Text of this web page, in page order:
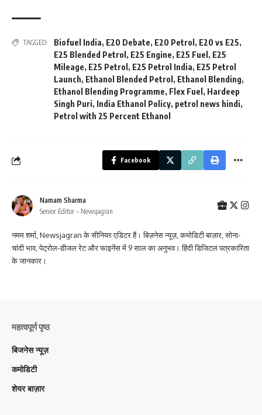
TAGGED: Biofuel India, E20 Debate, E20 Petrol , E20 vs E25,
E25 Blended Petrol , E25 Engine, E25 Fuel , E25
Mileage, E25 Petrol , E25 Petrol India, E25 Petrol
Launch, Ethanol Blended Petrol , Ethanol Blending,
Ethanol Blending Programme, Flex Fuel , Hardeep
Singh Puri, India Ethanol Policy, petrol news hindi,
Petrol with 25 Percent Ethanol
Facebook
Namam Sharma
Senior Editor – Newsjagran
नमम शर्मा, Newsjagran के सीनियर एडिटर हैं। बिज़नेस न्यूज़, कमोडिटी बाज़ार, सोना-
चांदी भाव, पेट्रोल-डीजल रेट और फाइनेंस में 9 साल का अनुभव। हिंदी डिजिटल पत्रकारिता
के जानकार।
महत्वपूर्ण पृष्ठ
बिजनेस न्यूज़
कमोडिटी
शेयर बाज़ार